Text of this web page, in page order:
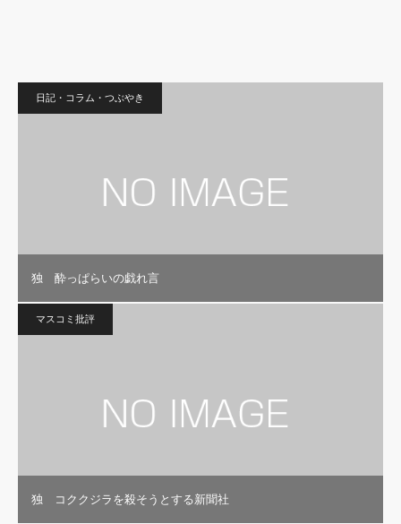
日記・コラム・つぶやき
独 酔っぱらいの戯れ言
マスコミ批評
独 コククジラを殺そうとする新聞社